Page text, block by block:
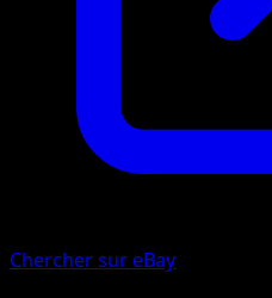
Chercher sur eBay